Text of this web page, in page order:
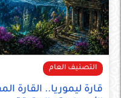
التصنيف العام
قارة ليموريا.. القارة